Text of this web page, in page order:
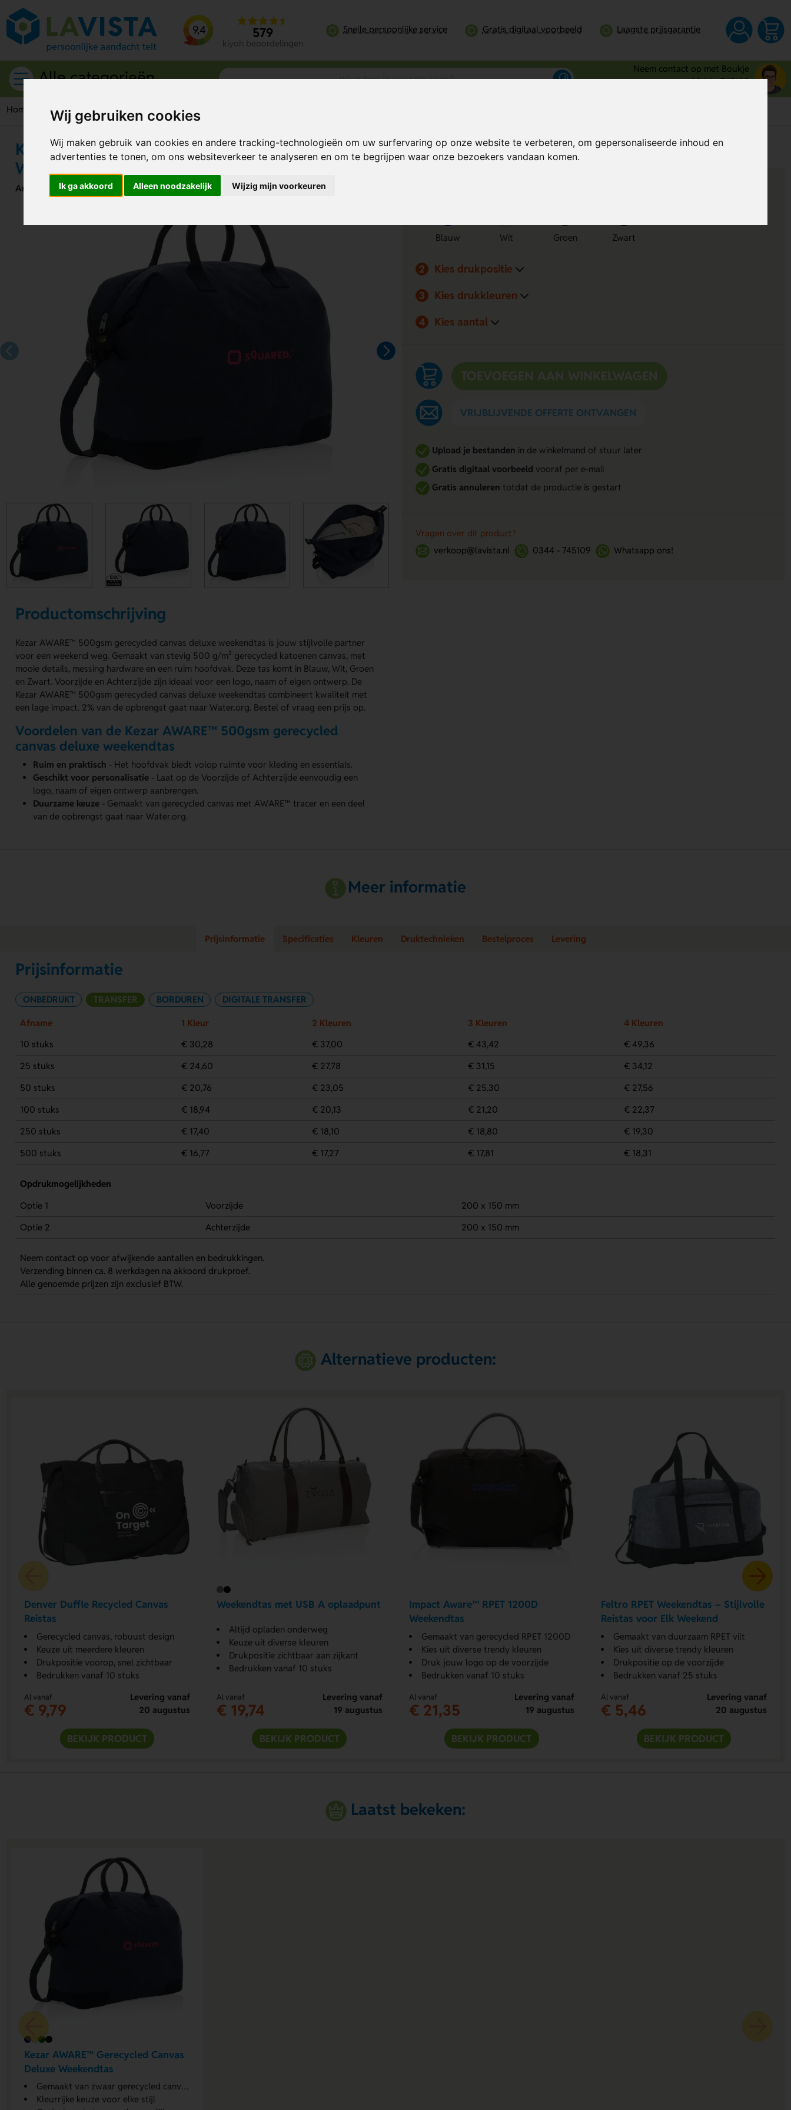
Wij gebruiken cookies
Wij maken gebruik van cookies en andere tracking-technologieën om uw surfervaring op onze website te verbeteren, om gepersonaliseerde inhoud en
advertenties te tonen, om ons websiteverkeer te analyseren en om te begrijpen waar onze bezoekers vandaan komen.
Ik ga akkoord Alleen noodzakelijk Wijzig mijn voorkeuren
9,4 579
kiyoh beoordelingen
Snelle persoonlijke service Gratis digitaal voorbeeld Laagste prijsgarantie
Alle categorieën
Neem contact op met Boukje
0344 - 745109
Home Tassen Reistassen Kezar AWARE™ Gerecycled Canvas Deluxe Weekendtas
Kezar AWARE™ Gerecycled Canvas Deluxe
Weekendtas
Artikelnummer:320026
Productomschrijving
Kezar AWARE™ 500gsm gerecycled canvas deluxe weekendtas is jouw stijlvolle partner
voor een weekend weg. Gemaakt van stevig 500 g/m² gerecycled katoenen canvas, met
mooie details, messing hardware en een ruim hoofdvak. Deze tas komt in Blauw, Wit, Groen
en Zwart. Voorzijde en Achterzijde zijn ideaal voor een logo, naam of eigen ontwerp. De
Kezar AWARE™ 500gsm gerecycled canvas deluxe weekendtas combineert kwaliteit met
een lage impact. 2% van de opbrengst gaat naar Water.org. Bestel of vraag een prijs op.
Voordelen van de Kezar AWARE™ 500gsm gerecycled
canvas deluxe weekendtas
Ruim en praktisch - Het hoofdvak biedt volop ruimte voor kleding en essentials.
Geschikt voor personalisatie - Laat op de Voorzijde of Achterzijde eenvoudig een
logo, naam of eigen ontwerp aanbrengen.
Duurzame keuze - Gemaakt van gerecycled canvas met AWARE™ tracer en een deel
van de opbrengst gaat naar Water.org.
Bereken mijn prijs Al vanaf€ 16,77 (Excl. BTW)
Blauw Wit Groen Zwart
2 Kies drukpositie
3 Kies drukkleuren
4 Kies aantal
TOEVOEGEN AAN WINKELWAGEN
VRIJBLIJVENDE OFFERTE ONTVANGEN
Upload je bestanden in de winkelmand of stuur later
Gratis digitaal voorbeeldvooraf per e-mail
Gratis annuleren totdat de productie is gestart
Vragen over dit product?
verkoop@lavista.nl
0344 - 745109 Whatsapp ons!
Meer informatie
Prijsinformatie Specificaties Kleuren Druktechnieken Bestelproces Levering
Prijsinformatie
ONBEDRUKT TRANSFER BORDUREN DIGITALE TRANSFER
Afname 1 Kleur 2 Kleuren 3 Kleuren
4 Kleuren
10 stuks
€ 30,28 € 37,00 € 43,42
€ 49,36
25 stuks
€ 24,60 € 27,78 € 31,15
€ 34,12
50 stuks
€ 20,76 € 23,05 € 25,30
€ 27,56
100 stuks
€ 18,94 € 20,13 € 21,20
€ 22,37
250 stuks
€ 17,40 € 18,10 € 18,80
€ 19,30
500 stuks
€ 16,77 € 17,27 € 17,81 € 18,31
Opdrukmogelijkheden
Optie 1
Voorzijde
200 x 150 mm
Optie 2
Achterzijde 200 x 150 mm
Neem contact op voor afwijkende aantallen en bedrukkingen.
Verzending binnen ca. 8 werkdagen na akkoord drukproef.
Alle genoemde prijzen zijn exclusief BTW.
Alternatieve producten:
Denver Duffle Recycled Canvas
Reistas
Gerecycled canvas, robuust design
Keuze uit meerdere kleuren
Drukpositie voorop, snel zichtbaar
Bedrukken vanaf 10 stuks
Al vanaf
€ 9,79
Levering vanaf
20 augustus
BEKIJK PRODUCT
Weekendtas met USB A oplaadpunt
Altijd opladen onderweg
Keuze uit diverse kleuren
Drukpositie zichtbaar aan zijkant
Bedrukken vanaf 10 stuks
Al vanaf
€ 19,74
Levering vanaf
19 augustus
BEKIJK PRODUCT
Impact Aware™ RPET 1200D
Weekendtas
Gemaakt van gerecycled RPET 1200D
Kies uit diverse trendy kleuren
Druk jouw logo op de voorzijde
Bedrukken vanaf 10 stuks
Al vanaf
€ 21,35
Levering vanaf
19 augustus
BEKIJK PRODUCT
Feltro RPET Weekendtas – Stijlvolle
Reistas voor Elk Weekend
Gemaakt van duurzaam RPET vilt
Kies uit diverse trendy kleuren
Drukpositie op de voorzijde
Bedrukken vanaf 25 stuks
Al vanaf
€ 5,46
Levering vanaf
20 augustus
BEKIJK PRODUCT
Laatst bekeken:
Kezar AWARE™ Gerecycled Canvas
Deluxe Weekendtas
Gemaakt van zwaar gerecycled canvas
Kleurrijke keuze voor elke stijl